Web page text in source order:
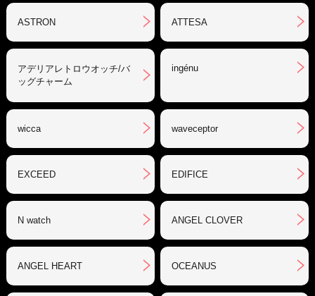
ASTRON ATTESA
アデリアレトロウオッチ/バ
ッグチャーム
ingénu
wicca waveceptor
EXCEED EDIFICE
N watch ANGEL CLOVER
ANGEL HEART OCEANUS